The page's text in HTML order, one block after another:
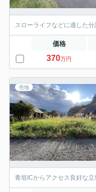
スローライフなどに適した
価格
370万円
売地
青垣ICからアクセス良好な